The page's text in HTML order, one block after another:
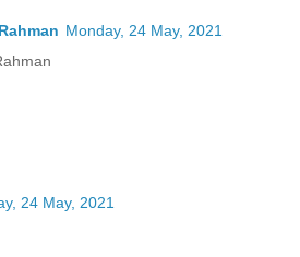
Monday, 24 May, 2021
24 May, 2021